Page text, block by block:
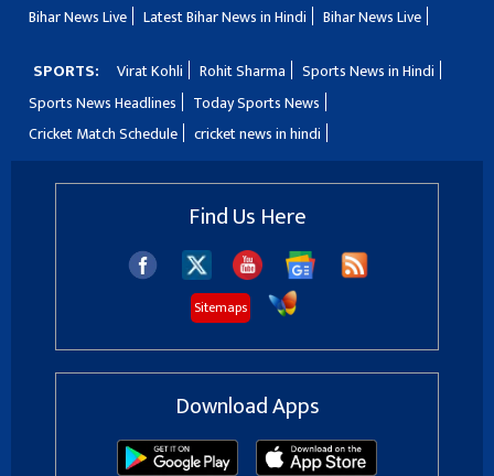
Bihar News Live
Latest Bihar News in Hindi Bihar News Live
SPORTS: Virat Kohli Rohit Sharma
Sports News in Hindi
Sports News Headlines
Today Sports News
Cricket Match Schedule
cricket news in hindi
Find Us Here
Sitemaps
Download Apps